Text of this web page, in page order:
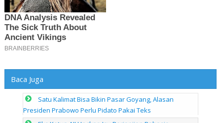
Baca Juga
Satu Kalimat Bisa Bikin Pasar Goyang, Alasan
Presiden Prabowo Perlu Pidato Pakai Teks